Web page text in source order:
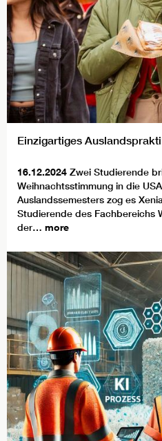
Einzigartiges
16.12.2024 Zwei Studierende
Weihnachtsstimmung in die
Auslandssemesters zog es
Studierende des Fachbereichs
der… more